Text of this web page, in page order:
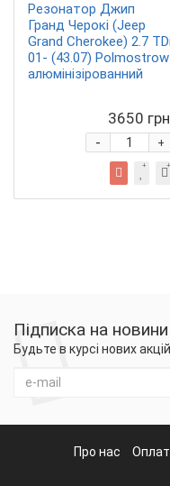
Резонатор Джип
Гранд Черокі (Jeep
Grand Cherokee) 2.7 TDi
01- (43.07) Polmostrow
алюмінізірованний
3650
+
-
Підписка на новини
Будьте в курсі нових
Про нас